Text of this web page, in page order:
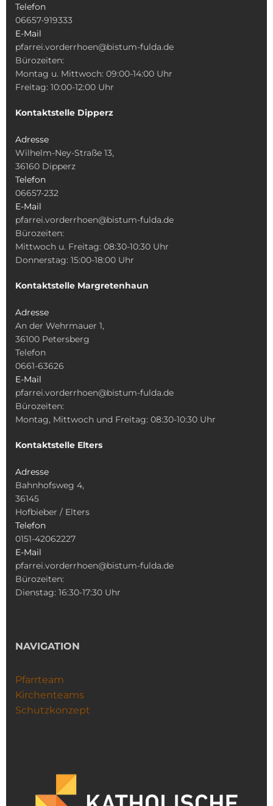
Telefon
06657-919333
E-Mail
pfarrei.vorderrhoen@bistum-fulda.de
Bürozeiten:
Montag u. Mittwoch: 09:00-14:00 Uhr
Freitag: 10:00-12:00 Uhr
Kontaktstelle Dipperz
Adresse
Wilhelm-Ney-Straße 13,
36160 Dipperz
Telefon
06657-232
E-Mail
pfarrei.vorderrhoen@bistum-fulda.de
Bürozeiten:
Mittwoch u. Freitag: 08:30-10:30 Uhr
Donnerstag: 15:00-18:00 Uhr
Kontaktstelle Margretenhaun
Adresse
An der Wehrmauer 1,
36100 Petersberg
Telefon
0661-63626
E-Mail
pfarrei.vorderrhoen@bistum-fulda.de
Bürozeiten:
Montag, Mittwoch und Freitag: 08:30-10:30 Uhr
Kontaktstelle Elters
Adresse
Bahnhofsweg 4,
36145
Hofbieber / Elters
Telefon
0151-42062227
E-Mail
pfarrei.vorderrhoen@bistum-fulda.de
Bürozeiten:
Dienstag: 16:30-17:30 Uhr
NAVIGATION
Pfarrteam
Kirchenteams
Schutzkonzept